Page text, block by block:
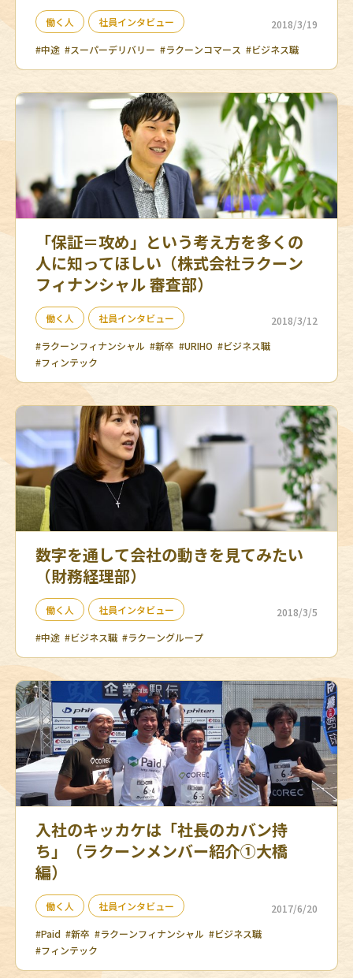
働く人 社員インタビュー
2018/3/19
#中途 #スーパーデリバリー #ラクーンコマース #ビジネス職
「保証＝攻め」という考え方を多くの
人に知ってほしい（株式会社ラクーン
フィナンシャル 審査部）
働く人 社員インタビュー
2018/3/12
#ラクーンフィナンシャル #新卒 #URIHO #ビジネス職
#フィンテック
数字を通して会社の動きを見てみたい
（財務経理部）
働く人 社員インタビュー
2018/3/5
#中途 #ビジネス職 #ラクーングループ
入社のキッカケは「社長のカバン持
ち」（ラクーンメンバー紹介①大橋
編）
働く人 社員インタビュー
2017/6/20
#Paid #新卒 #ラクーンフィナンシャル #ビジネス職
#フィンテック